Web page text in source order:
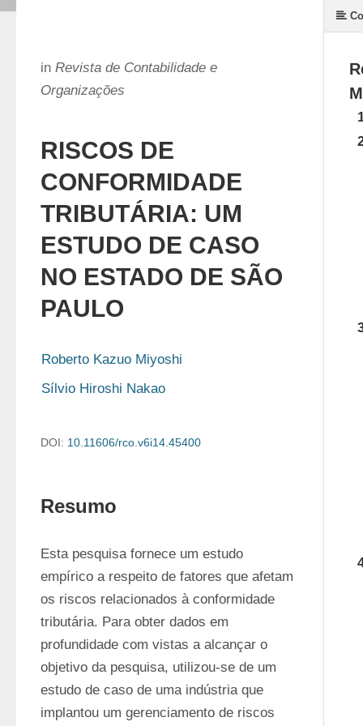
in Revista de Contabilidade e
Organizações
RISCOS DE
CONFORMIDADE
TRIBUTÁRIA: UM
ESTUDO DE CASO
NO ESTADO DE SÃO
PAULO
Roberto Kazuo Miyoshi
Sílvio Hiroshi Nakao
DOI: 10.11606/rco.v6i14.45400
Resumo
Esta pesquisa fornece um estudo
empírico a respeito de fatores que afetam
os riscos relacionados à conformidade
tributária. Para obter dados em
profundidade com vistas a alcançar o
objetivo da pesquisa, utilizou-se de um
estudo de caso de uma indústria que
implantou um gerenciamento de riscos